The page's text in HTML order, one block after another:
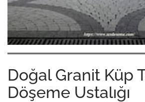
Doğal Granit Küp
Döşeme Ustalığı